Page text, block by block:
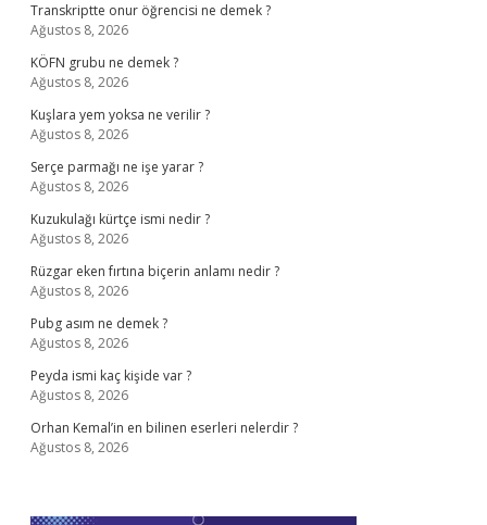
Transkriptte onur öğrencisi ne demek ?
Ağustos 8, 2026
KÖFN grubu ne demek ?
Ağustos 8, 2026
Kuşlara yem yoksa ne verilir ?
Ağustos 8, 2026
Serçe parmağı ne işe yarar ?
Ağustos 8, 2026
Kuzukulağı kürtçe ismi nedir ?
Ağustos 8, 2026
Rüzgar eken fırtına biçerin anlamı nedir ?
Ağustos 8, 2026
Pubg asım ne demek ?
Ağustos 8, 2026
Peyda ismi kaç kişide var ?
Ağustos 8, 2026
Orhan Kemal’in en bilinen eserleri nelerdir ?
Ağustos 8, 2026